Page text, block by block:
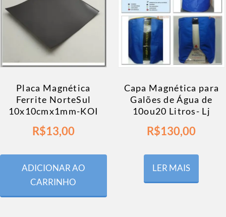
Placa Magnética
Ferrite NorteSul
10x10cmx1mm-KOI
R$13,00
ADICIONAR AO
CARRINHO
Capa Magnética para
Galões de Água de
10ou20 Litros- Lj
R$130,00
LER MAIS